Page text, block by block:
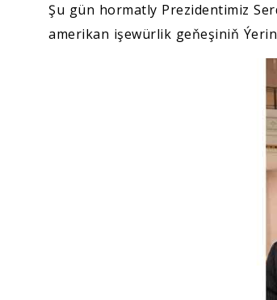
Şu gün hormatly Prezidentimiz
amerikan işewürlik geňeşiniň